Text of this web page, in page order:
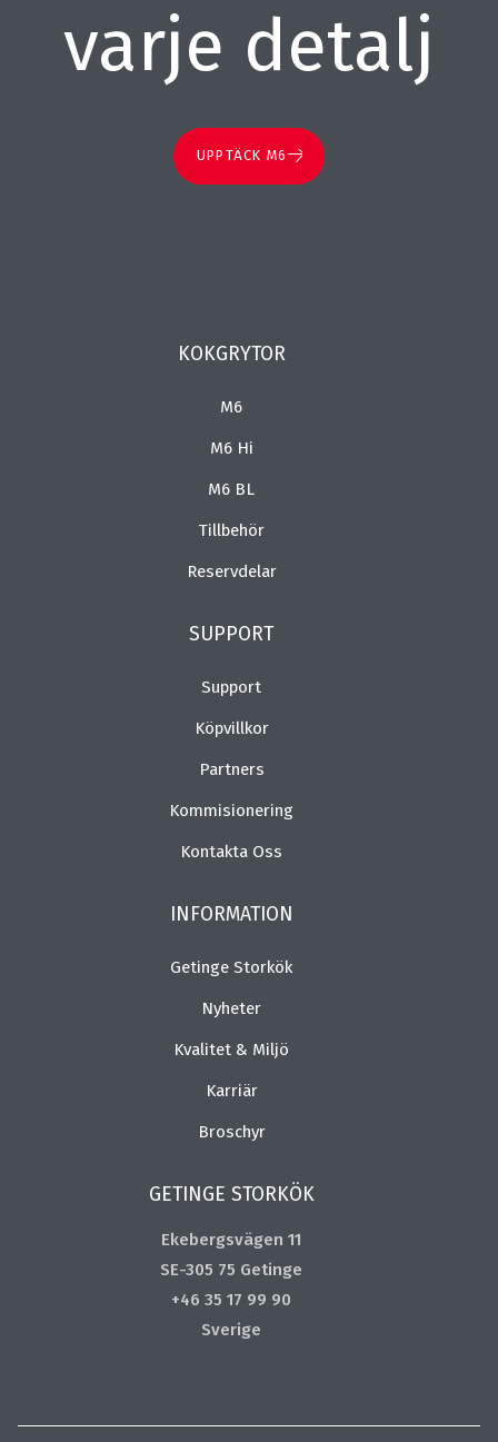
varje detalj
UPPTÄCK M6
KOKGRYTOR
M6
M6 Hi
M6 BL
Tillbehör
Reservdelar
SUPPORT
Support
Köpvillkor
Partners
Kommisionering
Kontakta Oss
INFORMATION
Getinge Storkök
Nyheter
Kvalitet & Miljö
Karriär
Broschyr
GETINGE STORKÖK
Ekebergsvägen 11
SE-305 75 Getinge
+46 35 17 99 90
Sverige